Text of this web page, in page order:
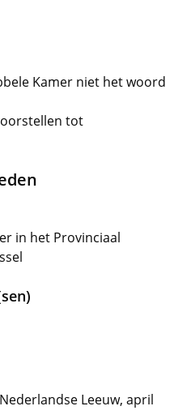
Kamer niet het woord
tot
in het Provinciaal
Leeuw, april